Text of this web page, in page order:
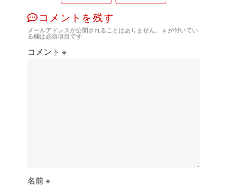
コメントを残す
メールアドレスが公開されることはありません。 ※が付いてい
る欄は必須項目です
コメント※
名前※